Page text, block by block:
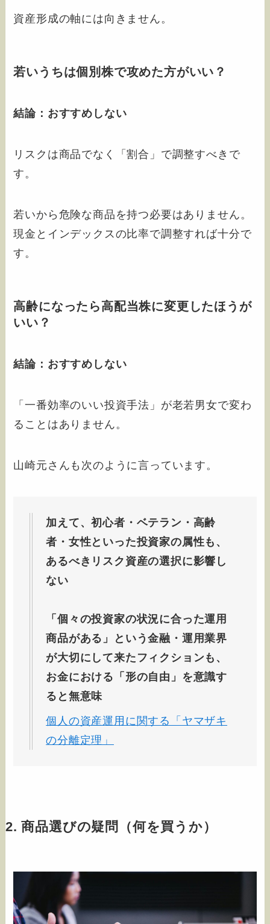
資産形成の軸には向きません。
若いうちは個別株で攻めた方がいい？
結論：おすすめしない
リスクは商品でなく「割合」で調整すべきで
す。
若いから危険な商品を持つ必要はありません。
現金とインデックスの比率で調整すれば十分で
す。
高齢になったら高配当株に変更したほうが
いい？
結論：おすすめしない
「一番効率のいい投資手法」が老若男女で変わ
ることはありません。
山崎元さんも次のように言っています。
加えて、初心者・ベテラン・高齢
者・女性といった投資家の属性も、
あるべきリスク資産の選択に影響し
ない
「個々の投資家の状況に合った運用
商品がある」という金融・運用業界
が大切にして来たフィクションも、
お金における「形の自由」を意識す
ると無意味
個人の資産運用に関する「ヤマザキ
の分離定理」
2. 商品選びの疑問（何を買うか）